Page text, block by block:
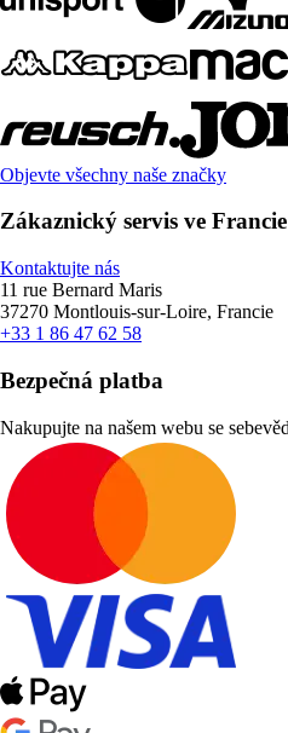
Objevte všechny naše značky
Zákaznický servis ve Francie
Kontaktujte nás
11 rue Bernard Maris
37270 Montlouis-sur-Loire, Francie
+33 1 86 47 62 58
Bezpečná platba
Nakupujte na našem webu se